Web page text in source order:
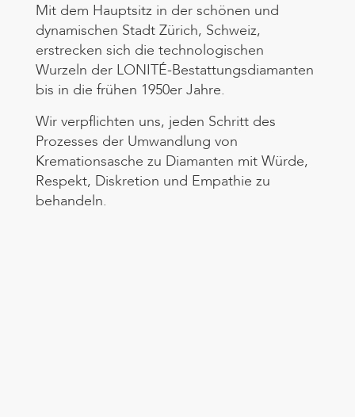
Mit dem Hauptsitz in der schönen und
dynamischen Stadt Zürich, Schweiz,
erstrecken sich die technologischen
Wurzeln der LONITÉ-Bestattungsdiamanten
bis in die frühen 1950er Jahre.
Wir verpflichten uns, jeden Schritt des
Prozesses der Umwandlung von
Kremationsasche zu Diamanten mit Würde,
Respekt, Diskretion und Empathie zu
behandeln.